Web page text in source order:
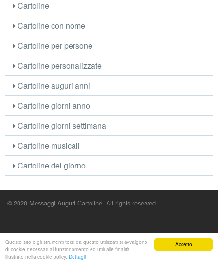
Accetto
Questo sito o gli strumenti terzi da questo utilizzati si avvalgono
di cookie necessari al funzionamento ed utili alle finalità
illustrate nella cookie policy. Dettagli
Cartoline
Cartoline con nome
Cartoline per persone
Cartoline personalizzate
Cartoline auguri anni
Cartoline giorni anno
Cartoline giorni settimana
Cartoline musicali
Cartoline del giorno
© 2020 Messaggi Auguri Cartoline. All rights reserved.